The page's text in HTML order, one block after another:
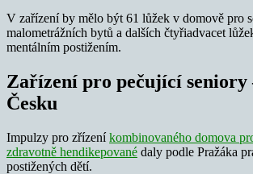
V zařízení by mělo být 61 lůžek v domově pro
malometrážních bytů a dalších čtyřiadvacet
mentálním postižením.
Zařízení pro pečující
Česku
Impulzy pro zřízeníkombinovaného domova
zdravotně hendikepované daly podle Pražáka
postižených dětí.